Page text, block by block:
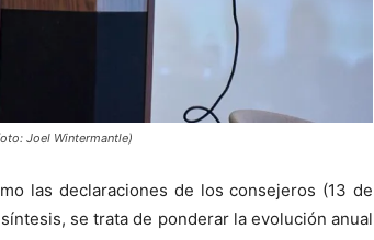
Joel Wintermantle)
las declaraciones de los consejeros (13 de
se trata de ponderar la evolución anual